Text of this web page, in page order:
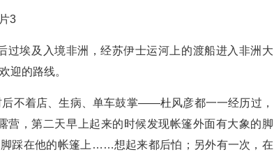
埃及入境非洲，经苏伊士运河上的渡船进入非洲大
迎的路线。
不着店、生病、单车鼓掌——杜风彦都一一经历过，
营，第二天早上起来的时候发现帐篷外面有大象的脚
脚踩在他的帐篷上……想起来都后怕；另外有一次，在